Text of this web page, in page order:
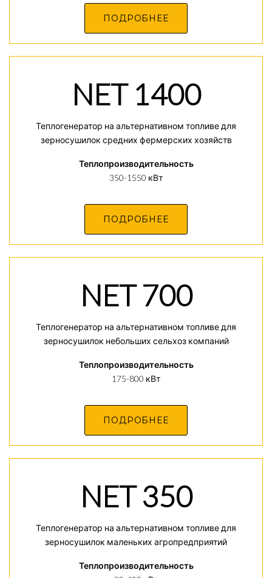
ПОДРОБНЕЕ
NET 1400
Теплогенератор на альтернативном топливе для
зерносушилок средних фермерских хозяйств
Теплопроизводительность
350-1550 кВт
ПОДРОБНЕЕ
NET 700
Теплогенератор на альтернативном топливе для
зерносушилок небольших сельхоз компаний
Теплопроизводительность
175-800 кВт
ПОДРОБНЕЕ
NET 350
Теплогенератор на альтернативном топливе для
зерносушилок маленьких агропредприятий
Теплопроизводительность